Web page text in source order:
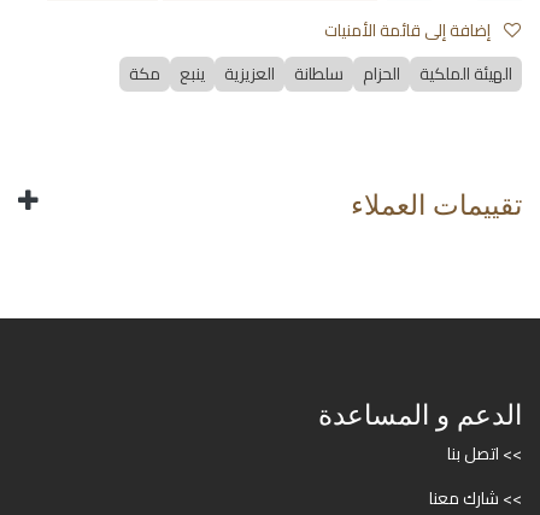
الهيئة الملكية
الحزام سلطانة العزيزية ينبع مكة
تقييمات العملاء
الدعم و المساعدة
>> اتصل بنا
>> شارك معنا